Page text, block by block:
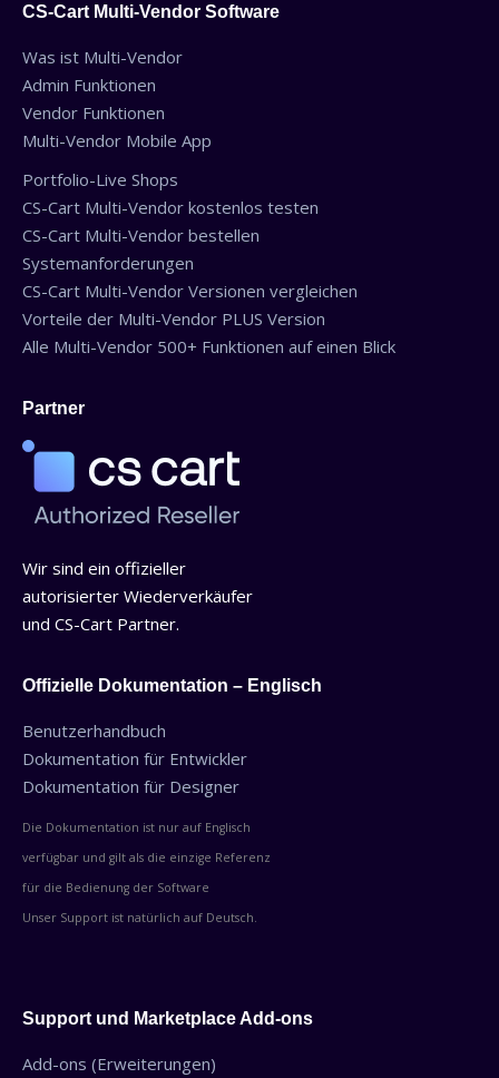
CS-Cart Multi-Vendor Software
Was ist Multi-Vendor
Admin Funktionen
Vendor Funktionen
Multi-Vendor Mobile App
Portfolio-Live Shops
CS-Cart Multi-Vendor kostenlos testen
CS-Cart Multi-Vendor bestellen
Systemanforderungen
CS-Cart Multi-Vendor Versionen vergleichen
Vorteile der Multi-Vendor PLUS Version
Alle Multi-Vendor 500+ Funktionen auf einen Blick
Partner
Wir sind ein offizieller
autorisierter Wiederverkäufer
und CS-Cart Partner.
Offizielle Dokumentation – Englisch
Benutzerhandbuch
Dokumentation für Entwickler
Dokumentation für Designer
Die Dokumentation ist nur auf Englisch
verfügbar und gilt als die einzige Referenz
für die Bedienung der Software
Unser Support ist natürlich auf Deutsch.
Support und Marketplace Add-ons
Add-ons (Erweiterungen)